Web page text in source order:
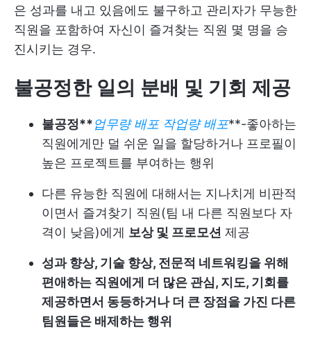
은 성과를 내고 있음에도 불구하고 관리자가 무능한
직원을 포함하여 자신이 즐겨찾는 직원 몇 명을 승
진시키는 경우.
불공정한 일의 분배 및 기회 제공
불공정**업무량 배포 작업량 배포**-좋아하는
직원에게만 덜 쉬운 일을 할당하거나 프로필이
높은 프로젝트를 부여하는 행위
다른 유능한 직원에 대해서는 지나치게 비판적
이면서 즐겨찾기 직원(팀 내 다른 직원보다 자
격이 낮음)에게 보상 및 프로모션 제공
성과 향상, 기술 향상, 전문적 네트워킹을 위해
편애하는 직원에게 더 많은 관심, 지도, 기회를
제공하면서 동등하거나 더 큰 장점을 가진 다른
팀원들은 배제하는 행위